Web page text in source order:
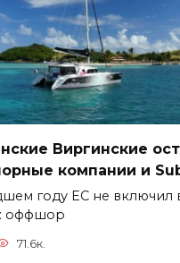
Виргинские
компании и
году ЕС не включил
оффшор
71.6к.